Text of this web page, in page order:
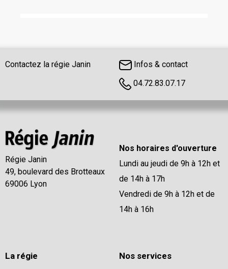
Contactez la régie Janin
Infos & contact
04.72.83.07.17
Régie Janin
49, boulevard des Brotteaux
69006 Lyon
Nos horaires d'ouverture
Lundi au jeudi de 9h à 12h et
de 14h à 17h
Vendredi de 9h à 12h et de
14h à 16h
La régie Nos services